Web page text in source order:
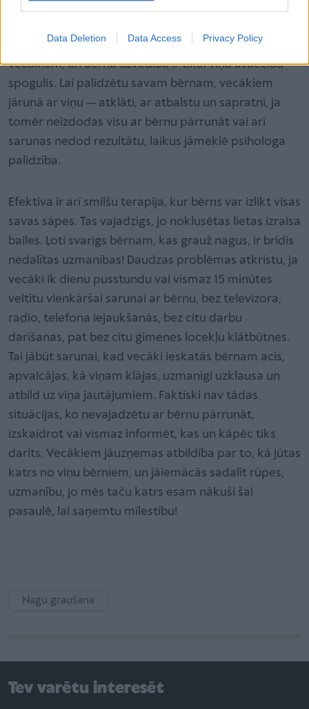
Data Deletion Data Access Privacy Policy
bērniem utt. Te patiesībā terapija vajadzīga
vecākiem, un bērna uzvedība ir tikai viņu attiecību
spogulis. Lai palīdzētu savam bērnam, vecākiem
jārunā ar viņu — atklāti, ar atbalstu un sapratni, ja
tomēr neizdodas visu ar bērnu pārrunāt vai arī
sarunas nedod rezultātu, laikus jāmeklē psihologa
palīdzība.
Efektīva ir arī smilšu terapija, kur bērns var izlikt visas
savas sāpes. Tas vajadzīgs, jo noklusētas lietas izraisa
bailes. Ļoti svarīgs bērnam, kas grauž nagus, ir brīdis
nedalītas uzmanības! Daudzas problēmas atkristu, ja
vecāki ik dienu pusstundu vai vismaz 15 minūtes
veltītu vienkāršai sarunai ar bērnu, bez televizora,
radio, telefona iejaukšanās, bez citu darbu
darīšanas, pat bez citu ģimenes locekļu klātbūtnes.
Tai jābūt sarunai, kad vecāki ieskatās bērnam acīs,
apvaicājas, kā viņam klājas, uzmanīgi uzklausa un
atbild uz viņa jautājumiem. Faktiski nav tādas
situācijas, ko nevajadzētu ar bērnu pārrunāt,
izskaidrot vai vismaz informēt, kas un kāpēc tiks
darīts. Vecākiem jāuzņemas atbildība par to, kā jūtas
katrs no viņu bērniem, un jāiemācās sadalīt rūpes,
uzmanību, jo mēs taču katrs esam nākuši šai
pasaulē, lai saņemtu mīlestību!
Nagu graušana
Tev varētu interesēt